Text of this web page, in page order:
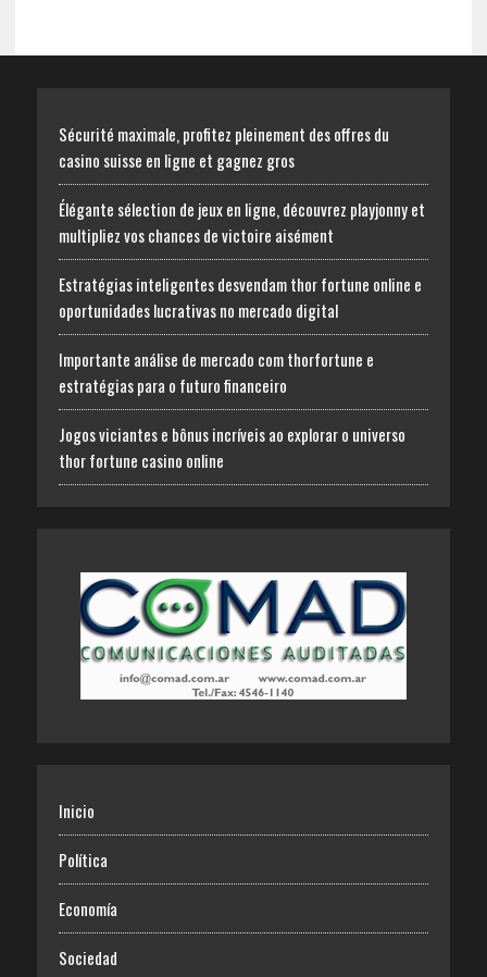
Sécurité maximale, profitez pleinement des offres du
casino suisse en ligne et gagnez gros
Élégante sélection de jeux en ligne, découvrez playjonny et
multipliez vos chances de victoire aisément
Estratégias inteligentes desvendam thor fortune online e
oportunidades lucrativas no mercado digital
Importante análise de mercado com thorfortune e
estratégias para o futuro financeiro
Jogos viciantes e bônus incríveis ao explorar o universo
thor fortune casino online
Inicio
Política
Economía
Sociedad